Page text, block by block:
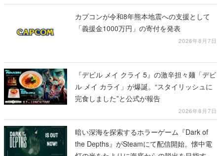
カプコンが令和8年熊本地震への支援として
「義援金1000万円」の寄付を発表
2026年8月7日
『デビル メイ クライ 5』の激辛担々麺「デビ
ル メイ カライ」が爆誕。“スタイリッシュに
完食しました”と公式が報告
2026年8月7日
暗い深海を探索するホラーゲーム『Dark of
the Depths』がSteamにて配信開始。懐中電